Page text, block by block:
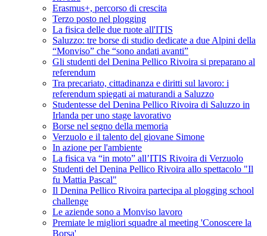
Erasmus+, percorso di crescita
Terzo posto nel plogging
La fisica delle due ruote all'ITIS
Saluzzo: tre borse di studio dedicate a due Alpini della
“Monviso” che “sono andati avanti”
Gli studenti del Denina Pellico Rivoira si preparano al
referendum
Tra precariato, cittadinanza e diritti sul lavoro: i
referendum spiegati ai maturandi a Saluzzo
Studentesse del Denina Pellico Rivoira di Saluzzo in
Irlanda per uno stage lavorativo
Borse nel segno della memoria
Verzuolo e il talento del giovane Simone
In azione per l'ambiente
La fisica va “in moto” all’ITIS Rivoira di Verzuolo
Studenti del Denina Pellico Rivoira allo spettacolo "Il
fu Mattia Pascal"
Il Denina Pellico Rivoira partecipa al plogging school
challenge
Le aziende sono a Monviso lavoro
Premiate le migliori squadre al meeting 'Conoscere la
Borsa'